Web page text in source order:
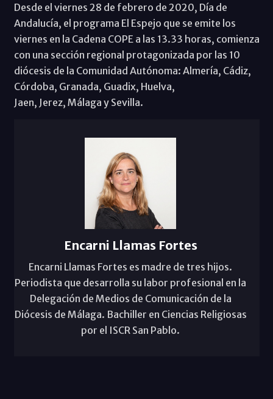
Desde el viernes 28 de febrero de 2020, Día de
Andalucía, el programa El Espejo que se emite los
viernes en la Cadena COPE a las 13.33 horas, comienza
con una sección regional protagonizada por las 10
diócesis de la Comunidad Autónoma: Almería, Cádiz,
Córdoba, Granada, Guadix, Huelva,
Jaen, Jerez, Málaga y Sevilla.
Encarni Llamas Fortes
Encarni Llamas Fortes es madre de tres hijos.
Periodista que desarrolla su labor profesional en la
Delegación de Medios de Comunicación de la
Diócesis de Málaga. Bachiller en Ciencias Religiosas
por el ISCR San Pablo.